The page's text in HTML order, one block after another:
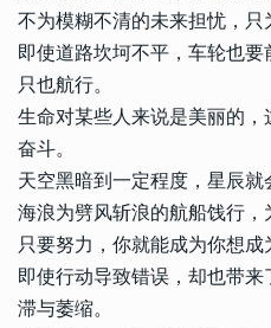
不为模糊不清的未来担忧，只
即使道路坎坷不平，车轮也
只也航行。
生命对某些人来说是美丽的
奋斗。
天空黑暗到一定程度，星辰就
海浪为劈风斩浪的航船饯行，
只要努力，你就能成为你想成
即使行动导致错误，却也带
滞与萎缩。